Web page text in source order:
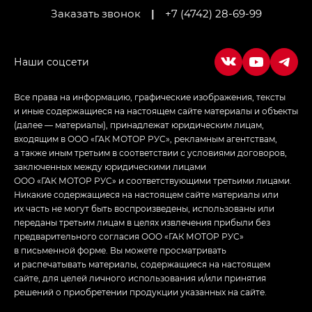
Empow — Эмпау (Empow) в комплектации
Заказать звонок
| +7 (4742) 28-69-99
Все права на информацию, графические изображения, тексты
и иные содержащиеся на настоящем сайте материалы и объекты
(далее — материалы), принадлежат юридическим лицам,
входящим в ООО «ГАК МОТОР РУС», рекламным агентствам,
а также иным третьим в соответствии с условиями договоров,
заключенных между юридическими лицами
ООО «ГАК МОТОР РУС» и соответствующими третьими лицами.
Никакие содержащиеся на настоящем сайте материалы или
их часть не могут быть воспроизведены, использованы или
переданы третьим лицам в целях извлечения прибыли без
предварительного согласия ООО «ГАК МОТОР РУС»
в письменной форме. Вы можете просматривать
и распечатывать материалы, содержащиеся на настоящем
сайте, для целей личного использования и/или принятия
решений о приобретении продукции указанных на сайте.